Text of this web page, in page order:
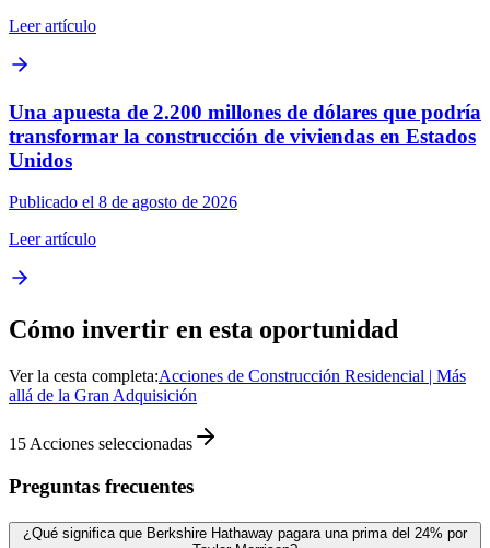
Leer artículo
Una apuesta de 2.200 millones de dólares que podría
transformar la construcción de viviendas en Estados
Unidos
Publicado el 8 de agosto de 2026
Leer artículo
Cómo invertir en esta oportunidad
Ver la cesta completa:Acciones de Construcción Residencial | Más
allá de la Gran Adquisición
15 Acciones seleccionadas
Preguntas frecuentes
¿Qué significa que Berkshire Hathaway pagara una prima del 24% por